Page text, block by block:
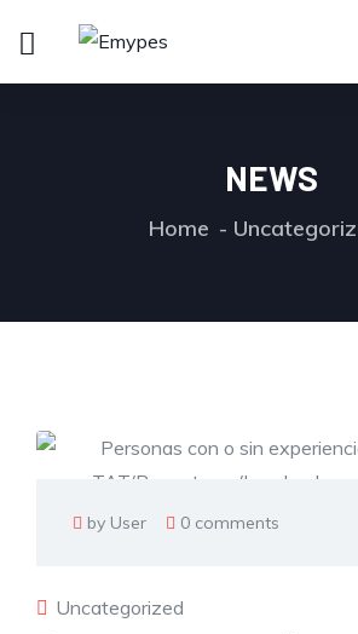
NEWS
Home
by User 0 comments
Uncategorized